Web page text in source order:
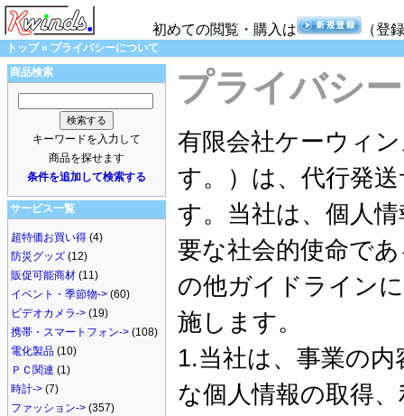
初めての閲覧・購入は （登
トップ» プライバシーについて
商品検索
キーワードを入力して
商品を探せます
条件を追加して検索する
サービス一覧
超特価お買い得 (4)
防災グッズ (12)
販促可能商材 (11)
イベント・季節物-> (60)
ビデオカメラ-> (19)
携帯・スマートフォン-> (108)
電化製品 (10)
ＰＣ関連 (1)
時計-> (7)
ファッション-> (357)
プライバシ
有限会社ケーウィ
す。）は、代行発
す。当社は、個人
要な社会的使命で
の他ガイドライン
施します。
1.当社は、事業の
な個人情報の取得